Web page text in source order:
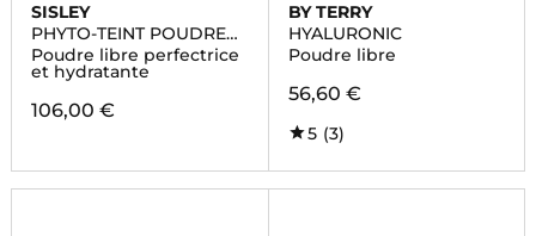
SISLEY
PHYTO-TEINT POUDRE
LIBRE
Poudre libre perfectrice
et hydratante
106,00 €
BY TERRY
HYALURONIC
Poudre libre
56,60 €
5 (3)